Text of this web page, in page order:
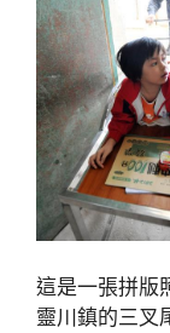
這是一張拼版
靈川鎮的三叉